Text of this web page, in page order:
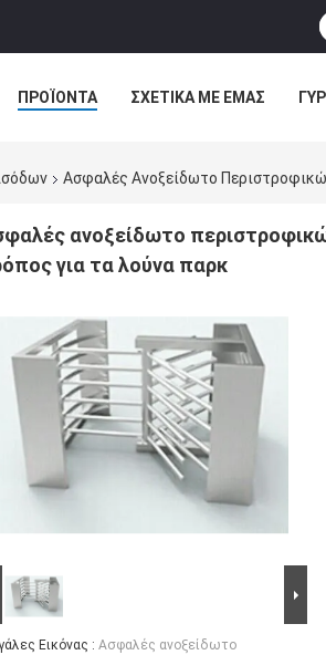
ΠΡΟΪΌΝΤΑ ΣΧΕΤΙΚΆ ΜΕ ΕΜΆΣ
Ασφαλές Ανοξείδωτο
ανοξείδωτο
για τα λούνα παρκ
Εικόνας : Ασφαλές ανοξείδωτο